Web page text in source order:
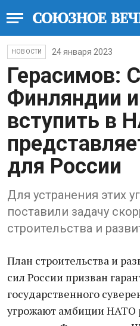
НОВОСТИ 24 января 2023
Герасимов:
Финляндии
вступить в
для России
Для устранения этих
поставили задачу
строительства и
План строительства и
сил России призван
государственного
угрожают амбиции НАТО